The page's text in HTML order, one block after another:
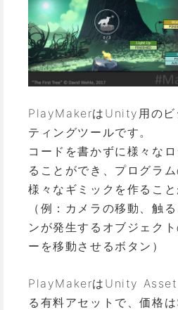
PlayMakerはUnity用のビ
ティングツールです。
コードを書かずに様々な
ることができ、プログラ
様々なギミックを作ること
（例：カメラの移動、触
ンが発生するオブジェク
ーを移動させるボタン）
PlayMakerはUnity
る有料アセットで、価格